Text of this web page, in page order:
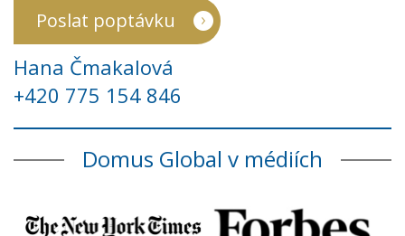
Poslat poptávku
Hana Čmakalová
+420 775 154 846
Domus Global v médiích